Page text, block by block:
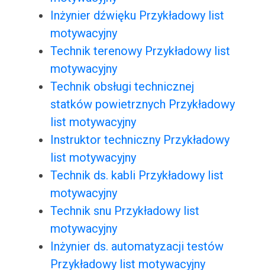
Inżynier dźwięku Przykładowy list
motywacyjny
Technik terenowy Przykładowy list
motywacyjny
Technik obsługi technicznej
statków powietrznych Przykładowy
list motywacyjny
Instruktor techniczny Przykładowy
list motywacyjny
Technik ds. kabli Przykładowy list
motywacyjny
Technik snu Przykładowy list
motywacyjny
Inżynier ds. automatyzacji testów
Przykładowy list motywacyjny